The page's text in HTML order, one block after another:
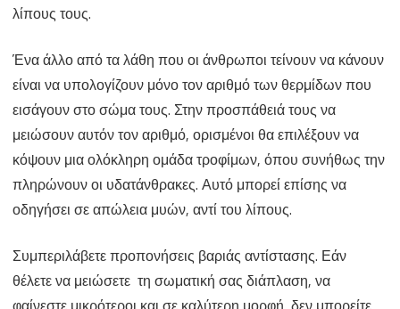
λίπους τους.
Ένα άλλο από τα λάθη που οι άνθρωποι τείνουν να κάνουν
είναι να υπολογίζουν μόνο τον αριθμό των θερμίδων που
εισάγουν στο σώμα τους. Στην προσπάθειά τους να
μειώσουν αυτόν τον αριθμό, ορισμένοι θα επιλέξουν να
κόψουν μια ολόκληρη ομάδα τροφίμων, όπου συνήθως την
πληρώνουν οι υδατάνθρακες. Αυτό μπορεί επίσης να
οδηγήσει σε απώλεια μυών, αντί του λίπους.
Συμπεριλάβετε προπονήσεις βαριάς αντίστασης. Εάν
θέλετε να μειώσετε τη σωματική σας διάπλαση, να